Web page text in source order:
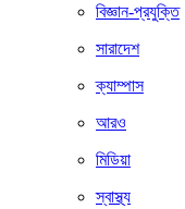
বিজ্ঞান-প্রযুক্তি
সারাদেশ
ক্যাম্পাস
আরও
মিডিয়া
স্বাস্থ্য